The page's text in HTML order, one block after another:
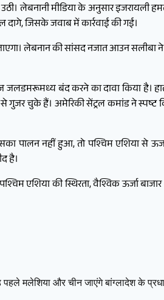
लेबनानी मीडिया के अनुसार इजरायली
दागे, जिसके जवाब में कार्रवाई की गई।
लेबनान की सांसद नजात आउन सलीबा
जलडमरूमध्य बंद करने का दावा किया है।
हैं। अमेरिकी सेंट्रल कमांड ने स्पष्ट किया
नहीं हुआ, तो पश्चिम एशिया से ऊर्जा
है।
एशिया की स्थिरता, वैश्विक ऊर्जा बाजार